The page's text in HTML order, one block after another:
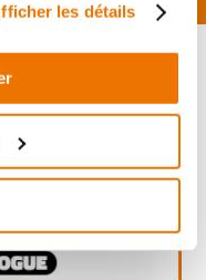
les détails